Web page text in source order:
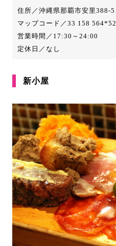
住所／沖縄県那覇市安里388-5
マップコード／33 158 564*52
営業時間／17:30～24:00
定休日／なし
新小屋